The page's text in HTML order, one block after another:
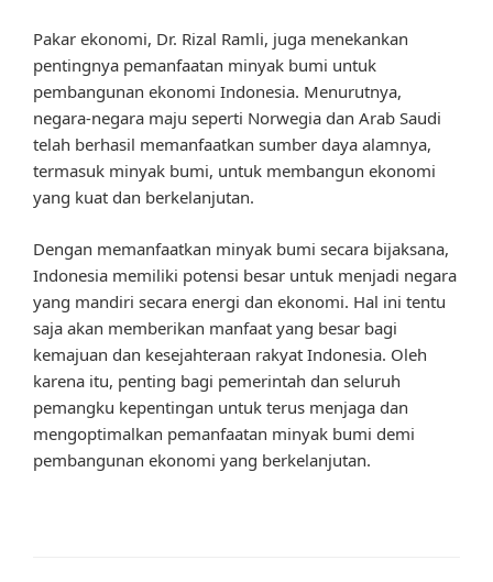
Pakar ekonomi, Dr. Rizal Ramli, juga menekankan
pentingnya pemanfaatan minyak bumi untuk
pembangunan ekonomi Indonesia. Menurutnya,
negara-negara maju seperti Norwegia dan Arab Saudi
telah berhasil memanfaatkan sumber daya alamnya,
termasuk minyak bumi, untuk membangun ekonomi
yang kuat dan berkelanjutan.
Dengan memanfaatkan minyak bumi secara bijaksana,
Indonesia memiliki potensi besar untuk menjadi negara
yang mandiri secara energi dan ekonomi. Hal ini tentu
saja akan memberikan manfaat yang besar bagi
kemajuan dan kesejahteraan rakyat Indonesia. Oleh
karena itu, penting bagi pemerintah dan seluruh
pemangku kepentingan untuk terus menjaga dan
mengoptimalkan pemanfaatan minyak bumi demi
pembangunan ekonomi yang berkelanjutan.